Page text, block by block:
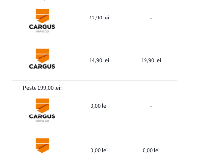
12,90 lei -
14,90 lei 19,90 lei
Peste 199,00 lei:
0,00 lei -
0,00 lei 0,00 lei